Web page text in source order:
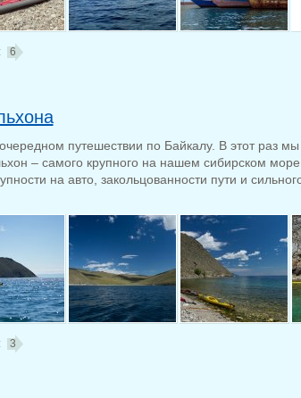
6
путешествии по Байкалу. В этот раз
– самого крупного на нашем сибирском
на авто, закольцованности пути и
3